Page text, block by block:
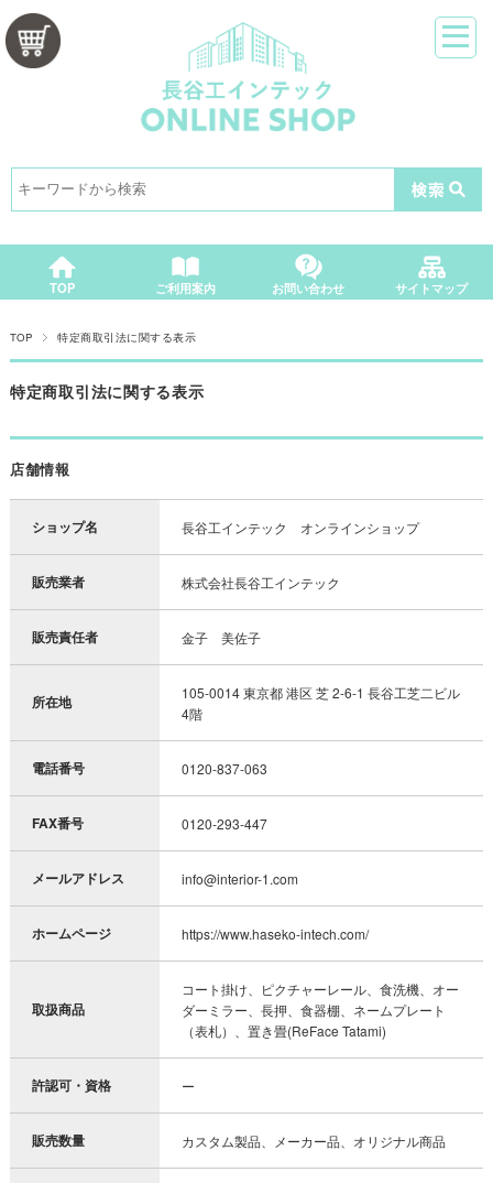
TOP ご利用案内 お問い合わせ サイトマップ
TOP 特定商取引法に関する表示
特定商取引法に関する表示
店舗情報
ショップ名 長谷工インテック オンラインショップ
販売業者 株式会社長谷工インテック
販売責任者 金子 美佐子
所在地
105-0014 東京都 港区 芝 2-6-1 長谷工芝二ビル
4階
電話番号 0120-837-063
FAX番号 0120-293-447
メールアドレス info@interior-1.com
ホームページ https://www.haseko-intech.com/
取扱商品
コート掛け、ピクチャーレール、食洗機、オー
ダーミラー、長押、食器棚、ネームプレート
（表札）、置き畳(ReFace Tatami)
許認可・資格 ー
販売数量 カスタム製品、メーカー品、オリジナル商品